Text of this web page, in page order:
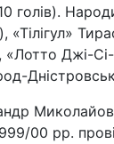
голів).
«Тілігул»
«Лотто Джі-
00 рр.